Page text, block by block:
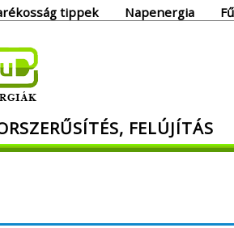
tippek Napenergia
energiák. Minden, ami
FELÚJÍTÁS